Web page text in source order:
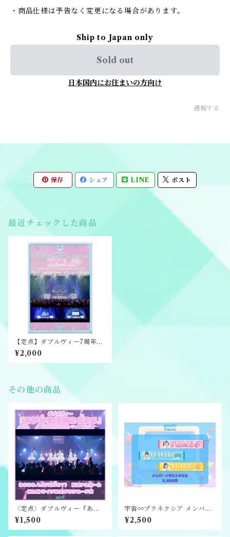
・商品仕様は予告なく変更になる場合があります。
Ship to Japan only
Sold out
日本国内にお住まいの方向け
通報する
保存 シェア LINE ポスト
最近チェックした商品
【定点】ダブルヴィー7周年ワ
ンマンライブライブ映像ダウ
ンロード版
¥2,000
その他の商品
〈定点〉ダブルヴィー『あや
か生誕祭2026』ライブ映像ダ
ウンロード版
¥1,500
宇宙∞プラネクシア メンバー
イラストタオル
¥2,500